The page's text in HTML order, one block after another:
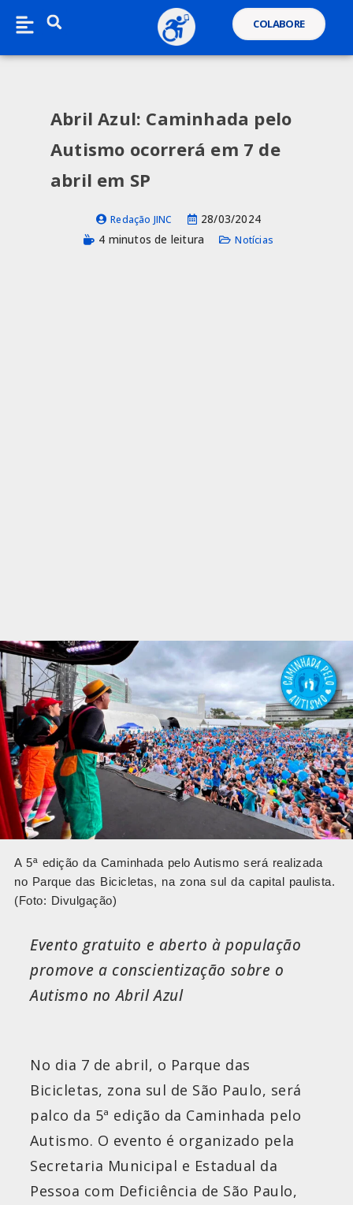
COLABORE
Abril Azul: Caminhada pelo
Autismo ocorrerá em 7 de
abril em SP
Redação JINC
28/03/2024
4 minutos de leitura
Notícias
A 5ª edição da Caminhada pelo Autismo será realizada
no Parque das Bicicletas, na zona sul da capital paulista.
(Foto: Divulgação)
Evento gratuito e aberto à população
promove a conscientização sobre o
Autismo no Abril Azul
No dia 7 de abril, o Parque das
Bicicletas, zona sul de São Paulo, será
palco da 5ª edição da Caminhada pelo
Autismo. O evento é organizado pela
Secretaria Municipal e Estadual da
Pessoa com Deficiência de São Paulo,